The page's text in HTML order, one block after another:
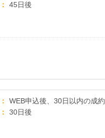
45日後
WEB申込後、30日以内の成約
30日後